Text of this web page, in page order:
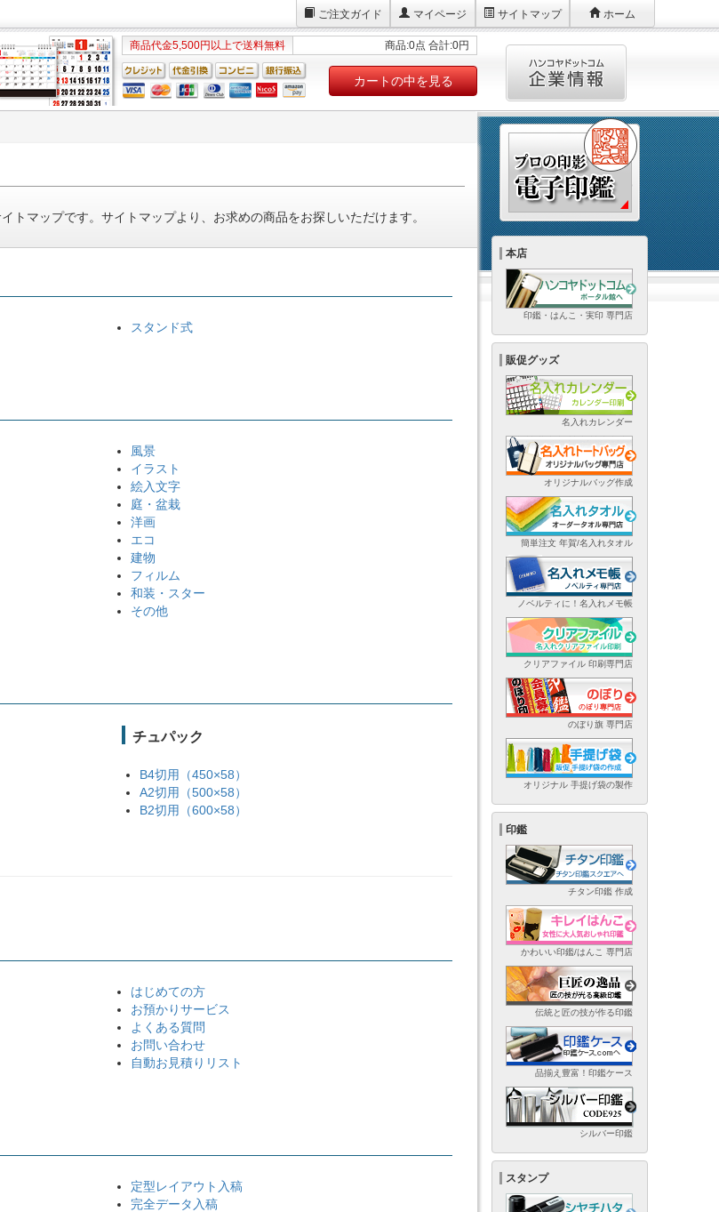
ご注文ガイド マイページ サイトマップ ホーム
商品代金5,500円以上で送料無料 商品:0点 合計:0円
カートの中を見る
トマップです。サイトマップより、お求めの商品をお探しいただけます。
スタンド式
風景
イラスト
絵入文字
庭・盆栽
洋画
エコ
建物
フィルム
和装・スター
その他
チュパック
B4切用（450×58）
A2切用（500×58）
B2切用（600×58）
はじめての方
お預かりサービス
よくある質問
お問い合わせ
自動お見積りリスト
定型レイアウト入稿
完全データ入稿
本店
印鑑・はんこ・実印 専門店
販促グッズ
名入れカレンダー
オリジナルバッグ作成
簡単注文 年賀/名入れタオル
ノベルティに！名入れメモ帳
クリアファイル 印刷専門店
のぼり旗 専門店
オリジナル 手提げ袋の製作
印鑑
チタン印鑑 作成
かわいい印鑑/はんこ 専門店
伝統と匠の技が作る印鑑
品揃え豊富！印鑑ケース
シルバー印鑑
スタンプ